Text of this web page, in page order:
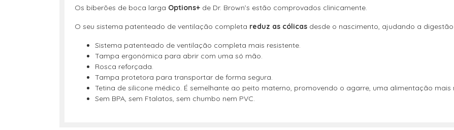
Os biberões de boca larga Options+ de Dr. Brown’s estão comprovados clinicamente.
O seu sistema patenteado de ventilação completa reduz as cólicas desde o nascimento, ajudando a
Sistema patenteado de ventilação completa mais resistente.
Tampa ergonómica para abrir com uma só mão.
Rosca reforçada.
Tampa protetora para transportar de forma segura.
Tetina de silicone médico. É semelhante ao peito materno, promovendo o agarre, uma alimentação
Sem BPA, sem Ftalatos, sem chumbo nem PVC.